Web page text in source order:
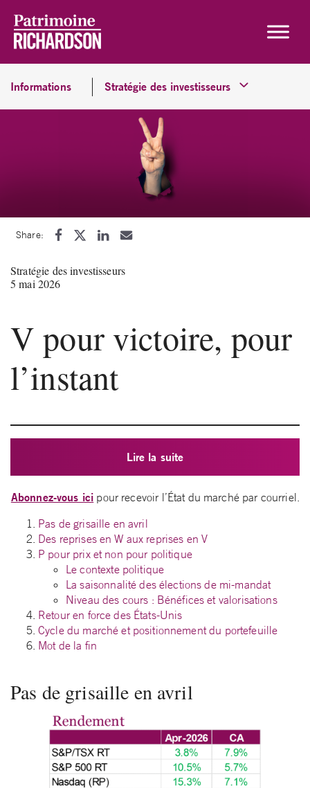
Informations Stratégie des investisseurs
Share:
Stratégie des investisseurs
5 mai 2026
V pour victoire, pour
l’instant
Lire la suite
Abonnez-vous ici pour recevoir l’État du marché par courriel.
Pas de grisaille en avril
Des reprises en W aux reprises en V
P pour prix et non pour politique
Le contexte politique
La saisonnalité des élections de mi-mandat
Niveau des cours : Bénéfices et valorisations
Retour en force des États-Unis
Cycle du marché et positionnement du portefeuille
Mot de la fin
Pas de grisaille en avril